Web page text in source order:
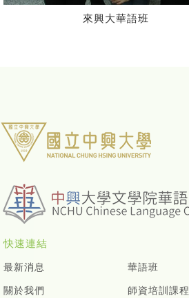
中國樂器：古箏
快速連結
最新消息
關於我們
華語班
師資培訓課程